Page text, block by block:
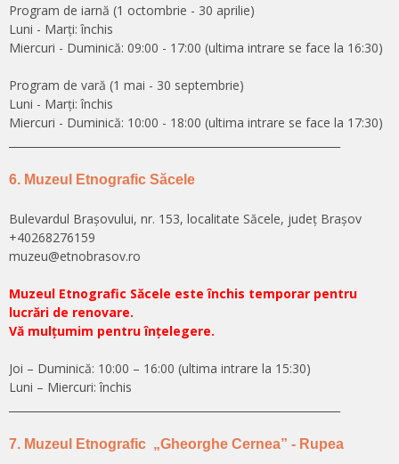
Program de iarnă (1 octombrie - 30 aprilie)
Luni - Marți: închis
Miercuri - Duminică: 09:00 - 17:00 (ultima intrare se face la 16:30)
Program de vară (1 mai - 30 septembrie)
Luni - Marți: închis
Miercuri - Duminică: 10:00 - 18:00 (ultima intrare se face la 17:30)
6. Muzeul Etnografic Săcele
Bulevardul Brașovului, nr. 153, localitate Săcele, județ Brașov
+40268276159
muzeu@etnobrasov.ro
Muzeul Etnografic Săcele este închis temporar pentru
lucrări de renovare.
Vă mulțumim pentru înțelegere.
Joi – Duminică: 10:00 – 16:00 (ultima intrare la 15:30)
Luni – Miercuri: închis
7. Muzeul Etnografic „Gheorghe Cernea” - Rupea